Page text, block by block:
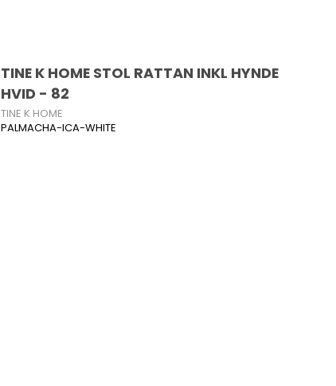
TINE K HOME STOL RATTAN INKL HYNDE
HVID - 82
TINE K HOME
PALMACHA-ICA-WHITE